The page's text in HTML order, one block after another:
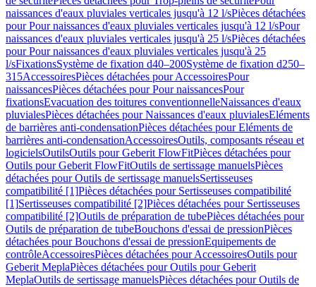
naissances d'eaux pluviales verticales jusqu'à 12 l/sPièces détachées
pour Pour naissances d'eaux pluviales verticales jusqu'à 12 l/sPour
naissances d'eaux pluviales verticales jusqu'à 25 l/sPièces détachées
pour Pour naissances d'eaux pluviales verticales jusqu'à 25
l/sFixationsSystème de fixation d40–200Système de fixation d250–
315AccessoiresPièces détachées pour AccessoiresPour
naissancesPièces détachées pour Pour naissancesPour
fixationsEvacuation des toitures conventionnelleNaissances d'eaux
pluvialesPièces détachées pour Naissances d'eaux pluvialesEléments
de barrières anti-condensationPièces détachées pour Eléments de
barrières anti-condensationAccessoiresOutils, composants réseau et
logicielsOutilsOutils pour Geberit FlowFitPièces détachées pour
Outils pour Geberit FlowFitOutils de sertissage manuelsPièces
détachées pour Outils de sertissage manuelsSertisseuses
compatibilité [1]Pièces détachées pour Sertisseuses compatibilité
[1]Sertisseuses compatibilité [2]Pièces détachées pour Sertisseuses
compatibilité [2]Outils de préparation de tubePièces détachées pour
Outils de préparation de tubeBouchons d'essai de pressionPièces
détachées pour Bouchons d'essai de pressionEquipements de
contrôleAccessoiresPièces détachées pour AccessoiresOutils pour
Geberit MeplaPièces détachées pour Outils pour Geberit
MeplaOutils de sertissage manuelsPièces détachées pour Outils de